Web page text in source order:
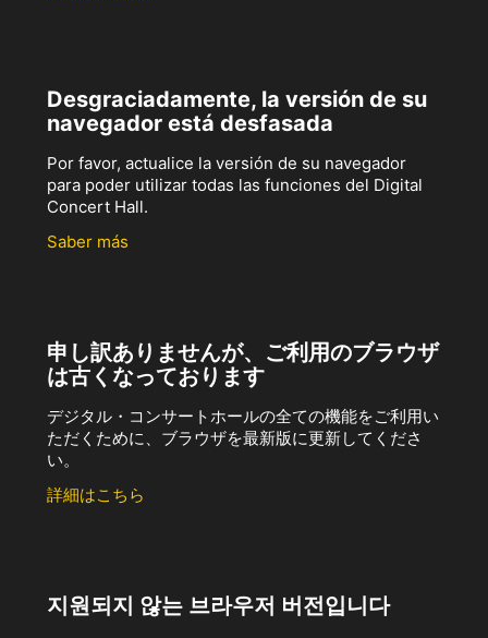
Desgraciadamente, la versión de su
navegador está desfasada
Por favor, actualice la versión de su navegador
para poder utilizar todas las funciones del Digital
Concert Hall.
Saber más
申し訳ありませんが、ご利用のブラウザ
は古くなっております
デジタル・コンサートホールの全ての機能をご利用い
ただくために、ブラウザを最新版に更新してくださ
い。
詳細はこちら
지원되지 않는 브라우저 버전입니다